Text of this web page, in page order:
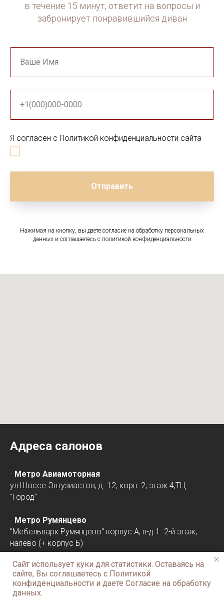
в течение 15 минут, ответит на вопросы и
забронирует понравившийся диван
Ваше Имя
+1(000)000-0000
Я согласен с Политикой конфиденциальности сайта
Отправить
Нажимая на кнопку, вы даете согласие на обработку персональных
данных и соглашаетесь c политикой конфиденциальности
Адреса салонов
- Метро Авиамоторная
ул.Шоссе Энтузиастов, д. 12, корп. 2, этаж 4,ТЦ
"Город"
- Метро Румянцево
"Мебельпарк Румянцево" корпус А, п-д 1. 2-й этаж,
налево (+ корпус Б)
-Метро Таганская/Нижегородская, Рязанский пр-
т, ТЦ" Декоратор"
ул. Рязанский пр-т, д. 2, корп. 3. 3 этаж
Сайт использует куки для статистики. Оставаясь на
сайте, Вы соглашаетесь с Политикой
конфиденциальности и даете Согласие на обработку
данных.